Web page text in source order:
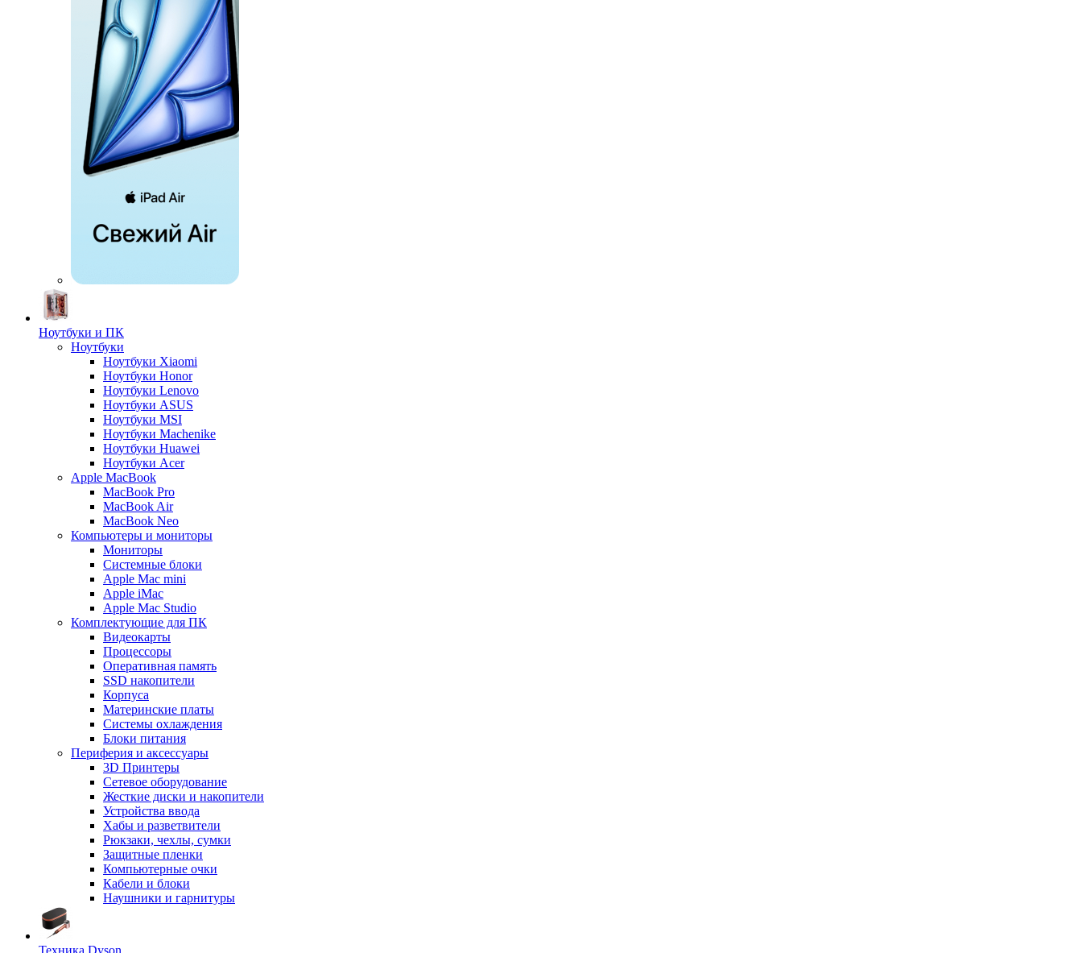
Ноутбуки и ПК
Ноутбуки
Ноутбуки Xiaomi
Ноутбуки Honor
Ноутбуки Lenovo
Ноутбуки ASUS
Ноутбуки MSI
Ноутбуки Machenike
Ноутбуки Huawei
Ноутбуки Acer
Apple MacBook
MacBook Pro
MacBook Air
MacBook Neo
Компьютеры и мониторы
Мониторы
Системные блоки
Apple Mac mini
Apple iMac
Apple Mac Studio
Комплектующие для ПК
Видеокарты
Процессоры
Оперативная память
SSD накопители
Корпуса
Материнские платы
Системы охлаждения
Блоки питания
Периферия и аксессуары
3D Принтеры
Сетевое оборудование
Жесткие диски и накопители
Устройства ввода
Хабы и разветвители
Рюкзаки, чехлы, сумки
Защитные пленки
Компьютерные очки
Кабели и блоки
Наушники и гарнитуры
Техника Dyson